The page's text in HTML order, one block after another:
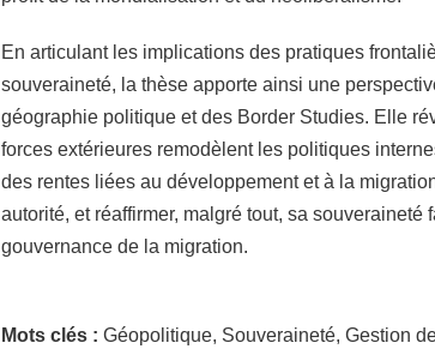
En articulant les implications des pratiques
souveraineté, la thèse apporte ainsi une
géographie politique et des Border Studies. Elle
forces extérieures remodèlent les politiques
des rentes liées au développement et à la
autorité, et réaffirmer, malgré tout, sa souveraineté
gouvernance de la migration.
Mots clés : Géopolitique, Souveraineté, Gestion